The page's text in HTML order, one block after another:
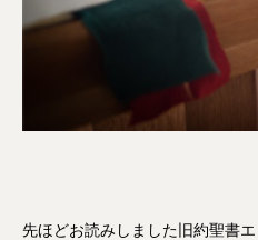
先ほどお読みしました旧約聖書